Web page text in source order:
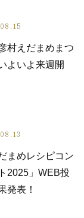
村えだまめまつ
よいよ来週開
まめレシピコン
2025」WEB投
発表！